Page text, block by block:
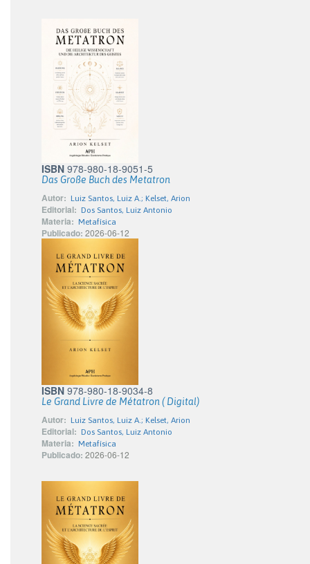
ISBN 978-980-18-9051-5
Das Große Buch des Metatron
Autor: Luiz Santos, Luiz A.; Kelset, Arion
Editorial: Dos Santos, Luiz Antonio
Materia: Metafísica
Publicado: 2026-06-12
ISBN 978-980-18-9034-8
Le Grand Livre de Métatron ( Digital)
Autor: Luiz Santos, Luiz A.; Kelset, Arion
Editorial: Dos Santos, Luiz Antonio
Materia: Metafísica
Publicado: 2026-06-12